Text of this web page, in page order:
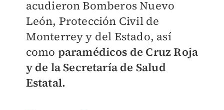
acudieron Bomberos Nuevo
León, Protección Civil de
Monterrey y del Estado, así
como paramédicos de Cruz Roja
y de la Secretaría de Salud
Estatal.